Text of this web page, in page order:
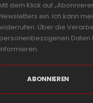
Mit dem Klick auf
Newsletters ein. Ich kann
Über die
personenbezogenen Daten
informieren.